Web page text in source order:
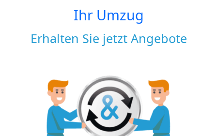
Ihr Umzug
Erhalten Sie jetzt Angebote